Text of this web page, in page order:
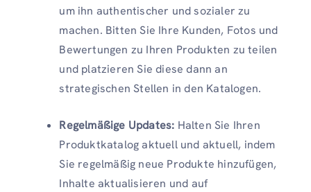
um ihn authentischer und sozialer zu
machen. Bitten Sie Ihre Kunden, Fotos und
Bewertungen zu Ihren Produkten zu teilen
und platzieren Sie diese dann an
strategischen Stellen in den Katalogen.
Regelmäßige Updates: Halten Sie Ihren
Produktkatalog aktuell und aktuell, indem
Sie regelmäßig neue Produkte hinzufügen,
Inhalte aktualisieren und auf